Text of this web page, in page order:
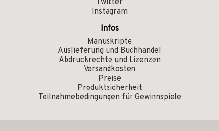
Twitter
Instagram
Infos
Manuskripte
Auslieferung und Buchhandel
Abdruckrechte und Lizenzen
Versandkosten
Preise
Produktsicherheit
Teilnahmebedingungen für Gewinnspiele